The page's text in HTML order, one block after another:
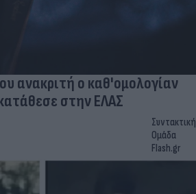
ανακριτή ο καθ'ομολογίαν
στην ΕΛΑΣ
Συντακτική
Ομάδα
Flash.gr